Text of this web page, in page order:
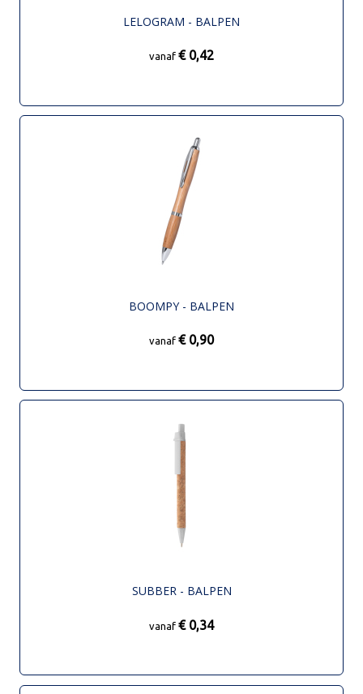
LELOGRAM - BALPEN
vanaf € 0,42
BOOMPY - BALPEN
vanaf € 0,90
SUBBER - BALPEN
vanaf € 0,34